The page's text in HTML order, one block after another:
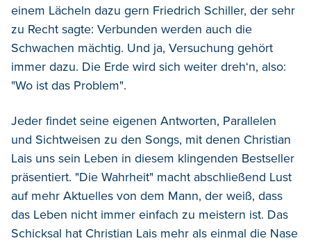
einem Lächeln dazu gern Friedrich Schiller, der sehr
zu Recht sagte: Verbunden werden auch die
Schwachen mächtig. Und ja, Versuchung gehört
immer dazu. Die Erde wird sich weiter dreh‘n, also:
"Wo ist das Problem".
Jeder findet seine eigenen Antworten, Parallelen
und Sichtweisen zu den Songs, mit denen Christian
Lais uns sein Leben in diesem klingenden Bestseller
präsentiert. "Die Wahrheit" macht abschließend Lust
auf mehr Aktuelles von dem Mann, der weiß, dass
das Leben nicht immer einfach zu meistern ist. Das
Schicksal hat Christian Lais mehr als einmal die Nase